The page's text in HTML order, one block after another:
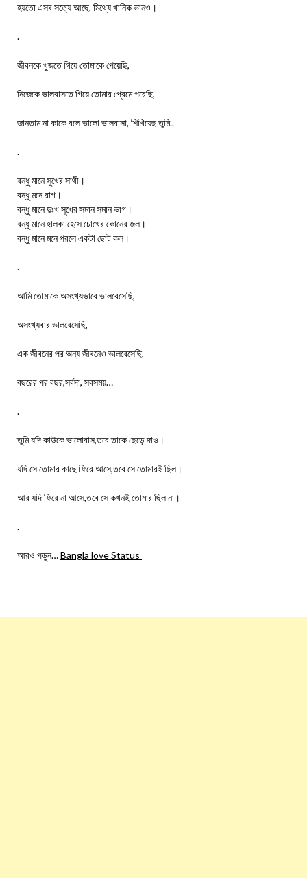
হয়তো এসব সত্যে আছে, মিথ্যে খানিক ভানও।
.
জীবনকে খুজতে গিয়ে তোমাকে পেয়েছি,
নিজেকে ভালবাসতে গিয়ে তোমার প্রেমে পরেছি,
জানতাম না কাকে বলে ভালো ভালবাসা, শিখিয়েছ তুমি..
.
বন্ধু মানে সুখের সাথী।
বন্ধু মনে রাগ।
বন্ধু মানে দুঃখ সূখের সমান সমান ভাগ।
বন্ধু মানে হালকা হেসে চোখের কোনের জল।
বন্ধু মানে মনে পরলে একটা ছোট কল।
.
আমি তোমাকে অসংখ্যভাবে ভালবেসেছি,
অসংখ্যবার ভালবেসেছি,
এক জীবনের পর অন্য জীবনেও ভালবেসেছি,
বছরের পর বছর,সর্বদা, সবসময়…
.
তুমি যদি কাউকে ভালোবাস,তবে তাকে ছেড়ে দাও।
যদি সে তোমার কাছে ফিরে আসে,তবে সে তোমারই ছিল।
আর যদি ফিরে না আসে,তবে সে কখনই তোমার ছিল না।
.
আরও পড়ুন…Bangla love Status